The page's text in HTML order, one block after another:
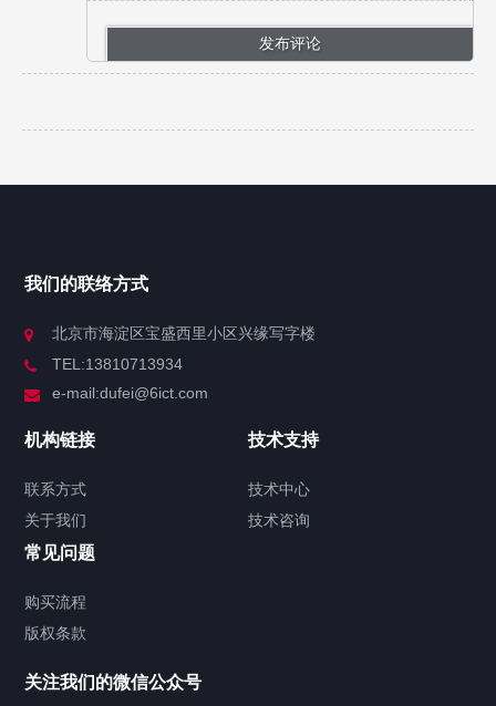
我们的联络方式
北京市海淀区宝盛西里小区兴缘写字楼
TEL:13810713934
e-mail:dufei@6ict.com
机构链接
联系方式
关于我们
技术支持
技术中心
技术咨询
常见问题
购买流程
版权条款
关注我们的微信公众号